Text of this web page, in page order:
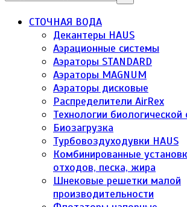
СТОЧНАЯ ВОДА
Декантеры HAUS
Аэрационные системы
Аэраторы STANDARD
Аэраторы MAGNUM
Аэраторы дисковые
Распределители AirRex
Технологии биологической
Биозагрузка
Турбовоздуходувки HAUS
Комбинированные
отходов, песка, жира
Шнековые решетки малой
производительности